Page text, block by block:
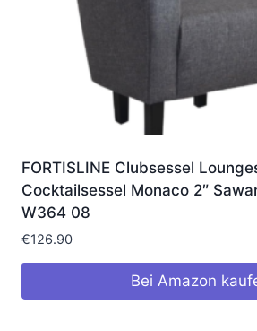
FORTISLINE Clubsessel
Cocktailsessel Monaco 2″
W364 08
€126.90
Bei Amazon